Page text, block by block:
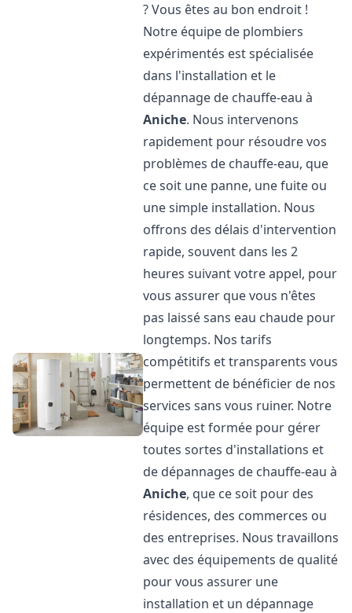
? Vous êtes au bon endroit !
Notre équipe de plombiers
expérimentés est spécialisée
dans l'installation et le
dépannage de chauffe-eau à
Aniche. Nous intervenons
rapidement pour résoudre vos
problèmes de chauffe-eau, que
ce soit une panne, une fuite ou
une simple installation. Nous
offrons des délais d'intervention
rapide, souvent dans les 2
heures suivant votre appel, pour
vous assurer que vous n'êtes
pas laissé sans eau chaude pour
longtemps. Nos tarifs
compétitifs et transparents vous
permettent de bénéficier de nos
services sans vous ruiner. Notre
équipe est formée pour gérer
toutes sortes d'installations et
de dépannages de chauffe-eau à
Aniche, que ce soit pour des
résidences, des commerces ou
des entreprises. Nous travaillons
avec des équipements de qualité
pour vous assurer une
installation et un dépannage